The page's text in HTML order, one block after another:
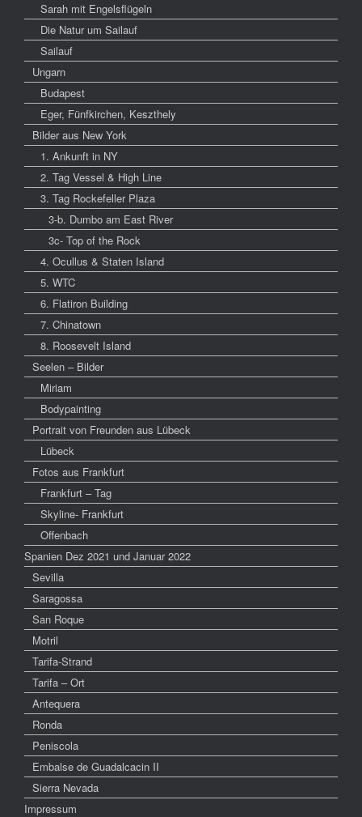
Sarah mit Engelsflügeln
Die Natur um Sailauf
Sailauf
Ungarn
Budapest
Eger, Fünfkirchen, Keszthely
Bilder aus New York
1. Ankunft in NY
2. Tag Vessel & High Line
3. Tag Rockefeller Plaza
3-b. Dumbo am East River
3c- Top of the Rock
4. Ocullus & Staten Island
5. WTC
6. Flatiron Building
7. Chinatown
8. Roosevelt Island
Seelen – Bilder
Miriam
Bodypainting
Portrait von Freunden aus Lübeck
Lübeck
Fotos aus Frankfurt
Frankfurt – Tag
Skyline- Frankfurt
Offenbach
Spanien Dez 2021 und Januar 2022
Sevilla
Saragossa
San Roque
Motril
Tarifa-Strand
Tarifa – Ort
Antequera
Ronda
Peniscola
Embalse de Guadalcacin II
Sierra Nevada
Impressum